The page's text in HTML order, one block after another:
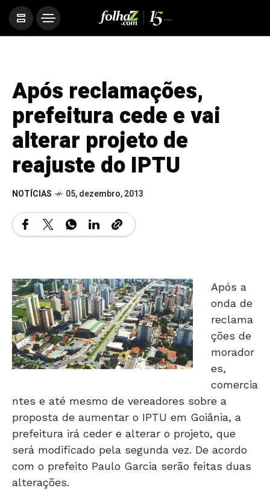
Após reclamações,
prefeitura cede e vai
alterar projeto de
reajuste do IPTU
NOTÍCIAS 05, dezembro, 2013
Após a
onda de
reclama
ções de
morador
es,
comercia
ntes e até mesmo de vereadores sobre a
proposta de aumentar o IPTU em Goiânia, a
prefeitura irá ceder e alterar o projeto, que
será modificado pela segunda vez. De acordo
com o prefeito Paulo Garcia serão feitas duas
alterações.